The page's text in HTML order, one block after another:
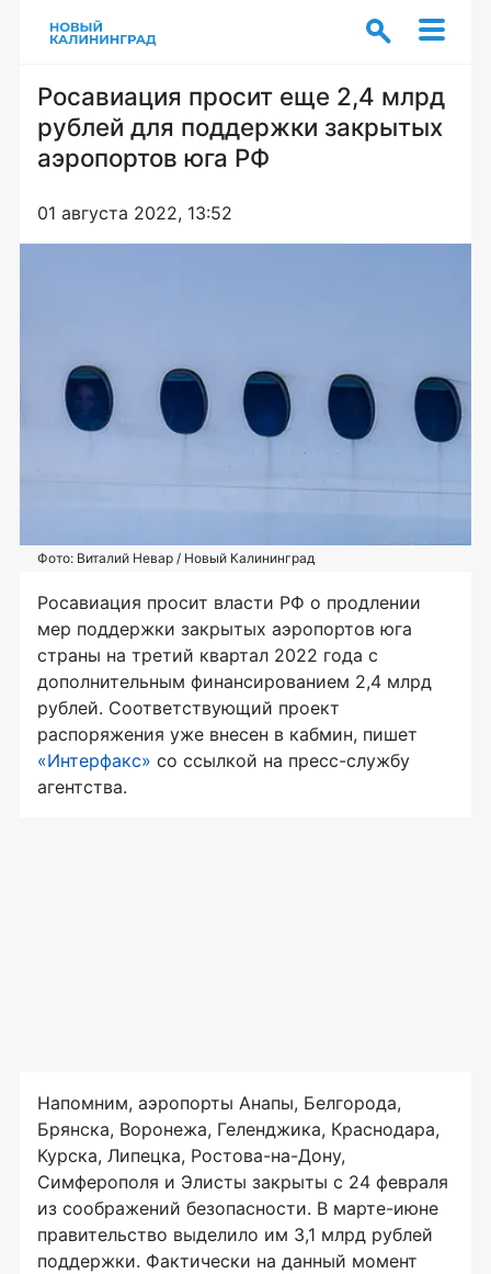
Росавиация просит еще 2,4 млрд
рублей для поддержки закрытых
аэропортов юга РФ
01 августа 2022, 13:52
Фото: Виталий Невар / Новый Калининград
Росавиация просит власти РФ о продлении
мер поддержки закрытых аэропортов юга
страны на третий квартал 2022 года с
дополнительным финансированием 2,4 млрд
рублей. Соответствующий проект
распоряжения уже внесен в кабмин, пишет
«Интерфакс» со ссылкой на пресс-службу
агентства.
Напомним, аэропорты Анапы, Белгорода,
Брянска, Воронежа, Геленджика, Краснодара,
Курска, Липецка, Ростова-на-Дону,
Симферополя и Элисты закрыты с 24 февраля
из соображений безопасности. В марте-июне
правительство выделило им 3,1 млрд рублей
поддержки. Фактически на данный момент